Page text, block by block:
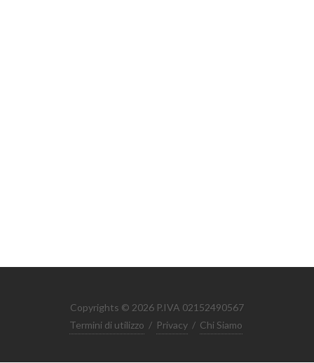
Copyrights © 2026 P.IVA 02152490567
Termini di utilizzo / Privacy / Chi Siamo